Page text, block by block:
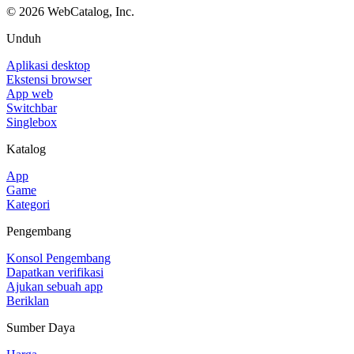
© 2026 WebCatalog, Inc.
Unduh
Aplikasi desktop
Ekstensi browser
App web
Switchbar
Singlebox
Katalog
App
Game
Kategori
Pengembang
Konsol Pengembang
Dapatkan verifikasi
Ajukan sebuah app
Beriklan
Sumber Daya